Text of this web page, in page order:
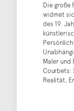
Die große
widmet
des 19.
Maler und
Courbets:
Realität,